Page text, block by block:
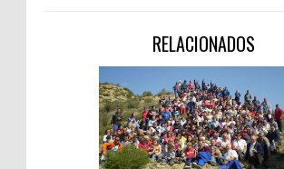
RELACIONADOS